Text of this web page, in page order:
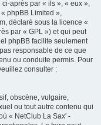
après par « ils », « eux »,
phpBB Limited »,
déclaré sous la licence «
par « GPL ») et qui peut
phpBB facilite seulement
responsable de ce que
ou conduite permis. Pour
consulter :
obscène, vulgaire,
ou tout autre contenu qui
« NetClub La Sax' -